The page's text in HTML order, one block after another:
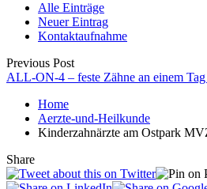
Alle Einträge
Neuer Eintrag
Kontaktaufnahme
Previous Post
ALL-ON-4 – feste Zähne an einem
Home
Aerzte-und-Heilkunde
Kinderzahnärzte am Ostpark
Share